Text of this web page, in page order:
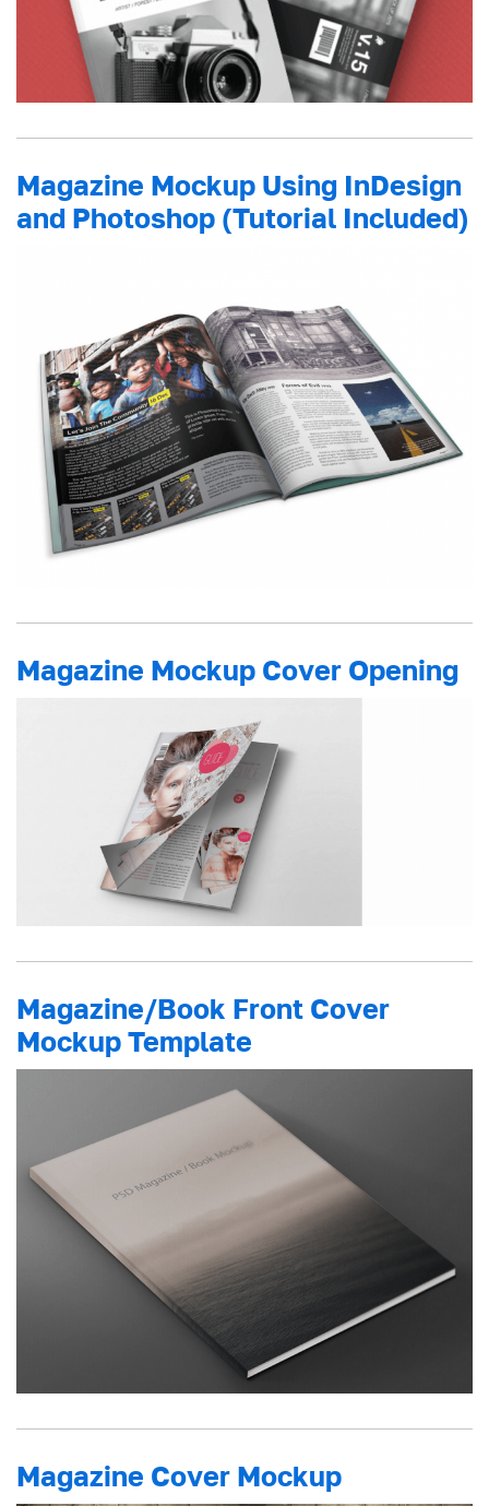
Magazine Mockup Using InDesign
and Photoshop (Tutorial Included)
Magazine Mockup Cover Opening
Magazine/Book Front Cover
Mockup Template
Magazine Cover Mockup